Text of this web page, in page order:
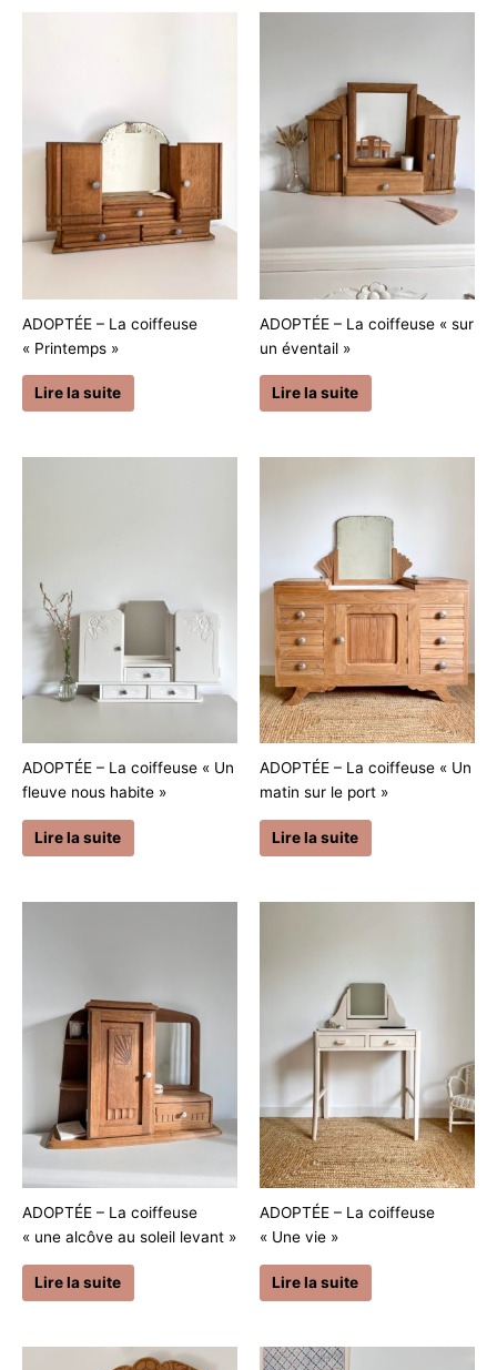
ADOPTÉE – La coiffeuse
« Printemps »
Lire la suite
ADOPTÉE – La coiffeuse « sur
un éventail »
Lire la suite
ADOPTÉE – La coiffeuse « Un
fleuve nous habite »
Lire la suite
ADOPTÉE – La coiffeuse « Un
matin sur le port »
Lire la suite
ADOPTÉE – La coiffeuse
« une alcôve au soleil levant »
Lire la suite
ADOPTÉE – La coiffeuse
« Une vie »
Lire la suite